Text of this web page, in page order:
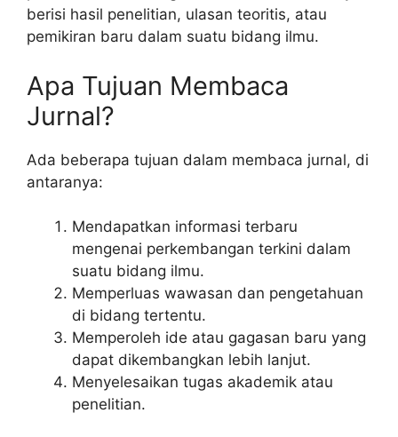
berisi hasil penelitian, ulasan teoritis, atau
pemikiran baru dalam suatu bidang ilmu.
Apa Tujuan Membaca
Jurnal?
Ada beberapa tujuan dalam membaca jurnal, di
antaranya:
Mendapatkan informasi terbaru
mengenai perkembangan terkini dalam
suatu bidang ilmu.
Memperluas wawasan dan pengetahuan
di bidang tertentu.
Memperoleh ide atau gagasan baru yang
dapat dikembangkan lebih lanjut.
Menyelesaikan tugas akademik atau
penelitian.